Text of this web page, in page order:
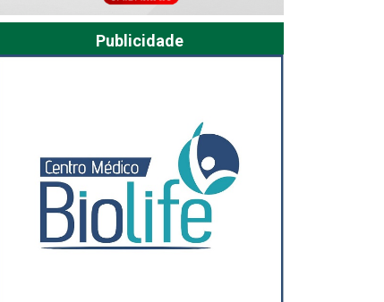
Publicidade